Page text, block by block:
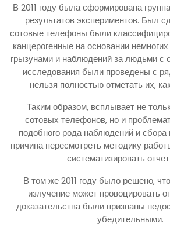
В 2011 году была сформирована
результатов экспериментов. Был
сотовые телефоны были
канцерогенные на основании
грызунами и наблюдений за людьми с
исследования были проведены с
нельзя полностью отметать их,
Таким образом, всплывает не
сотовых телефонов, но и
подобного рода наблюдений и
причина пересмотреть методику
систематизировать
В том же 2011 году было решено,
излучение может провоцировать
доказательства были признаны
убедительными.